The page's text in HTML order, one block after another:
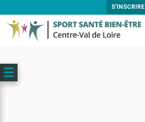
S'INSCRIRE